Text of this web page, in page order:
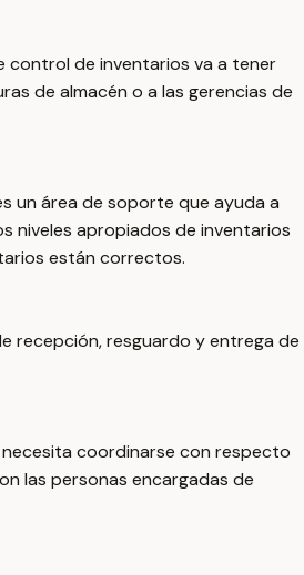
control de inventarios va a tener
de almacén o a las gerencias de
un área de soporte que ayuda a
niveles apropiados de inventarios
están correctos.
recepción, resguardo y entrega de
coordinarse con respecto
las personas encargadas de